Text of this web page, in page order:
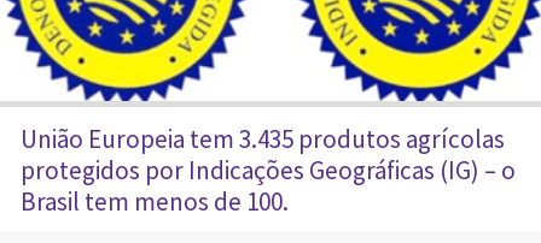
União Europeia tem 3.435 produtos agrícolas
protegidos por Indicações Geográficas (IG) – o
Brasil tem menos de 100.